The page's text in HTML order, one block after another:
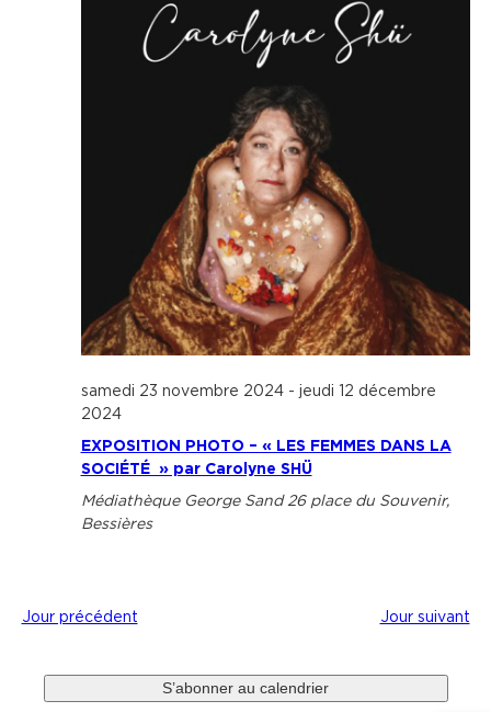
samedi 23 novembre 2024- jeudi 12 décembre
2024
EXPOSITION PHOTO – « LES FEMMES DANS LA
SOCIÉTÉ » par Carolyne SHÜ
Médiathèque George Sand 26 place du Souvenir,
Bessières
Jour précédent Jour suivant
S’abonner au calendrier